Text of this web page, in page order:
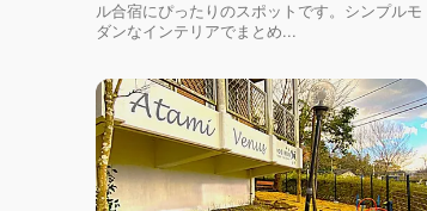
ル合宿にぴったりのスポットです。シンプルモ
ダンなインテリアでまとめ...